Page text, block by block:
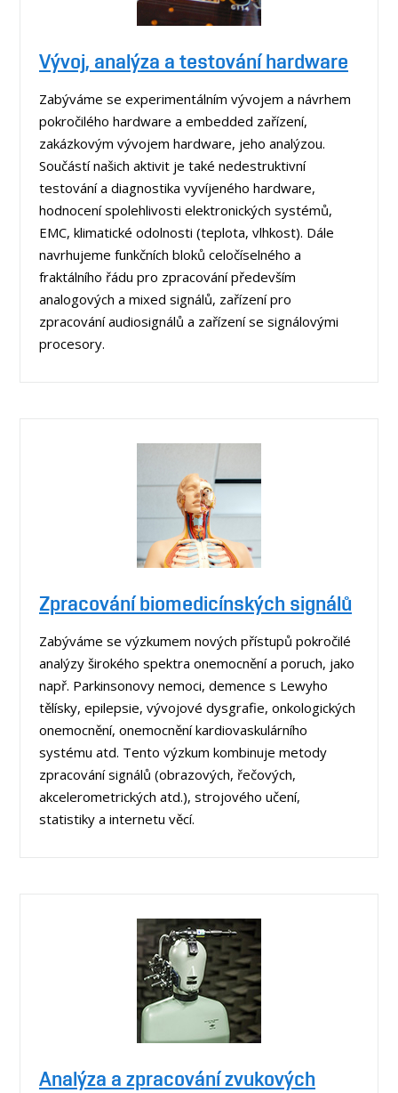
Vývoj, analýza a testování hardware
Zabýváme se experimentálním vývojem a návrhem
pokročilého hardware a embedded zařízení,
zakázkovým vývojem hardware, jeho analýzou.
Součástí našich aktivit je také nedestruktivní
testování a diagnostika vyvíjeného hardware,
hodnocení spolehlivosti elektronických systémů,
EMC, klimatické odolnosti (teplota, vlhkost). Dále
navrhujeme funkčních bloků celočíselného a
fraktálního řádu pro zpracování především
analogových a mixed signálů, zařízení pro
zpracování audiosignálů a zařízení se signálovými
procesory.
Zpracování biomedicínských signálů
Zabýváme se výzkumem nových přístupů pokročilé
analýzy širokého spektra onemocnění a poruch, jako
např. Parkinsonovy nemoci, demence s Lewyho
tělísky, epilepsie, vývojové dysgrafie, onkologických
onemocnění, onemocnění kardiovaskulárního
systému atd. Tento výzkum kombinuje metody
zpracování signálů (obrazových, řečových,
akcelerometrických atd.), strojového učení,
statistiky a internetu věcí.
Analýza a zpracování zvukových